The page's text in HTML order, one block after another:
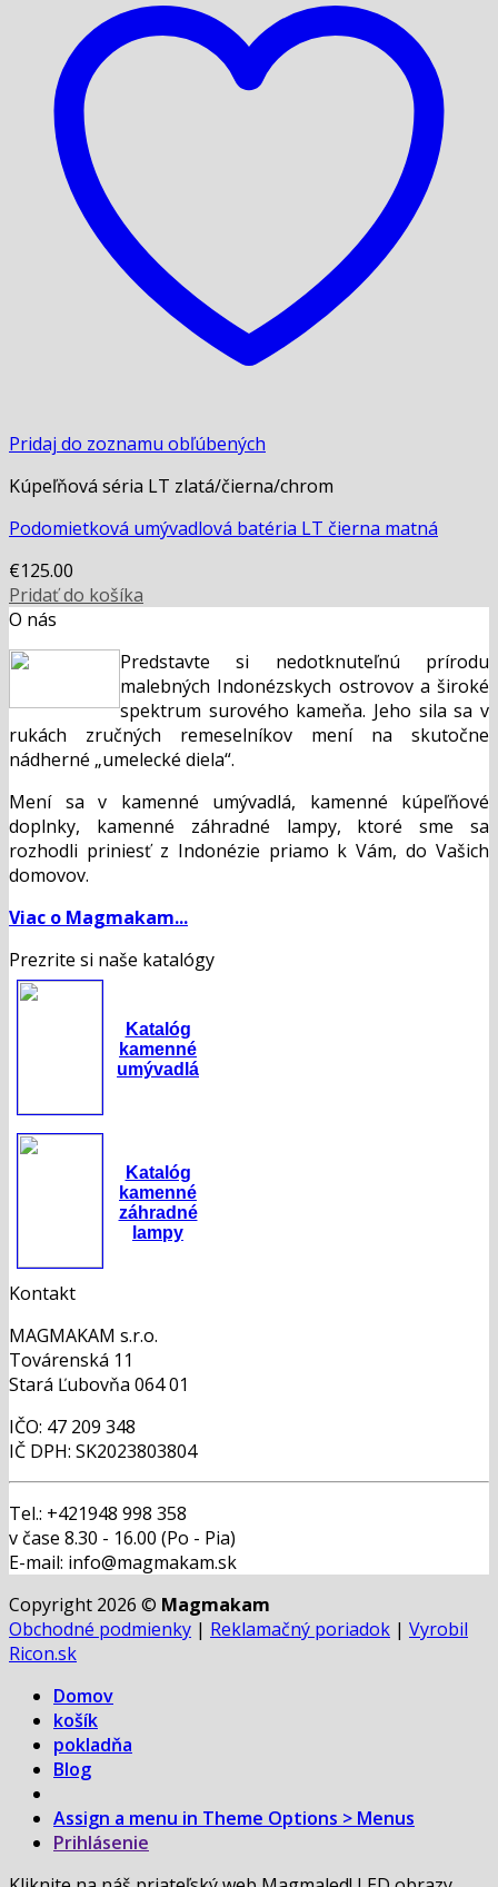
Pridaj do zoznamu obľúbených
Kúpeľňová séria LT zlatá/čierna/chrom
Podomietková umývadlová batéria LT čierna matná
€125.00
Pridať do košíka
O nás
Predstavte si nedotknuteľnú prírodu
malebných Indonézskych ostrovov a široké
spektrum surového kameňa. Jeho sila sa v
rukách zručných remeselníkov mení na skutočne
nádherné „umelecké diela“.
Mení sa v kamenné umývadlá, kamenné kúpeľňové
doplnky, kamenné záhradné lampy, ktoré sme sa
rozhodli priniesť z Indonézie priamo k Vám, do Vašich
domovov.
Viac o Magmakam...
Prezrite si naše katalógy
Katalóg
kamenné
umývadlá
Katalóg
kamenné
záhradné
lampy
Kontakt
MAGMAKAM s.r.o.
Továrenská 11
Stará Ľubovňa 064 01
IČO: 47 209 348
IČ DPH: SK2023803804
Tel.: +421948 998 358
v čase 8.30 - 16.00 (Po - Pia)
E-mail: info@magmakam.sk
Copyright 2026 © Magmakam
Obchodné podmienky | Reklamačný poriadok | Vyrobil
Ricon.sk
Domov
košík
pokladňa
Blog
Assign a menu in Theme Options > Menus
Prihlásenie